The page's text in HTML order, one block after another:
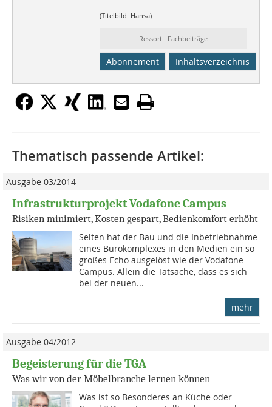
(Titelbild: Hansa)
Ressort: Fachbeiträge
Abonnement Inhaltsverzeichnis
Thematisch passende Artikel:
Ausgabe 03/2014
Infrastrukturprojekt Vodafone Campus
Risiken minimiert, Kosten gespart, Bedienkomfort erhöht
Selten hat der Bau und die Inbetriebnahme
eines Bürokomplexes in den Medien ein so
großes Echo ausgelöst wie der Vodafone
Campus. Allein die Tatsache, dass es sich
bei der neuen...
mehr
Ausgabe 04/2012
Begeisterung für die TGA
Was wir von der Möbelbranche lernen können
Was ist so Besonderes an Küche oder